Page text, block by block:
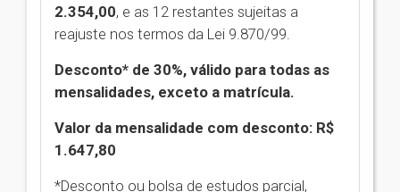
2.354,00, e as 12 restantes sujeitas a
reajuste nos termos da Lei 9.870/99.
Desconto* de 30%, válido para todas as
mensalidades, exceto a matrícula.
Valor da mensalidade com desconto: R$
1.647,80
*Desconto ou bolsa de estudos parcial,